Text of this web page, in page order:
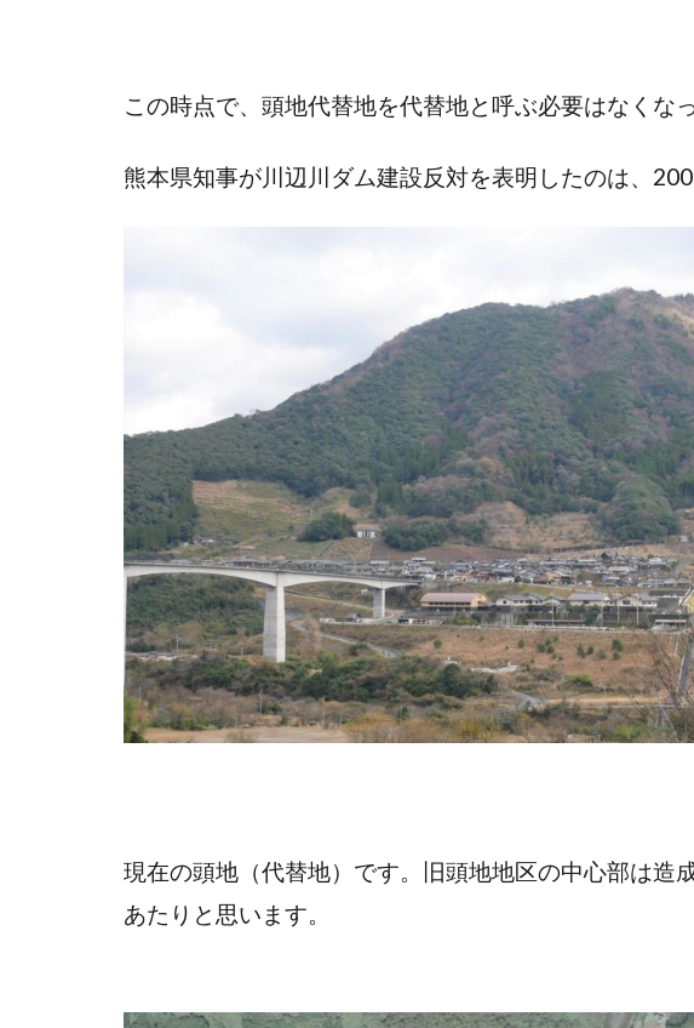
この時点で、頭地代替地を代替地と呼ぶ必要はなくな
熊本県知事が川辺川ダム建設反対を表明したのは、
現在の頭地（代替地）です。旧頭地地区の中心部は造
あたりと思います。